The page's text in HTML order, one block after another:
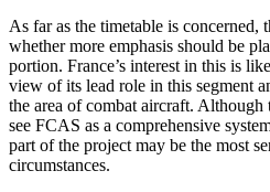
As far as the timetable is concerned,
whether more emphasis should be
portion. France’s interest in this is
view of its lead role in this segment
the area of combat aircraft. Although
see FCAS as a comprehensive
part of the project may be the most
circumstances.